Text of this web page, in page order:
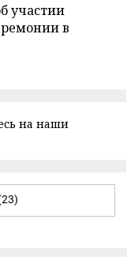
участии
в
на наши